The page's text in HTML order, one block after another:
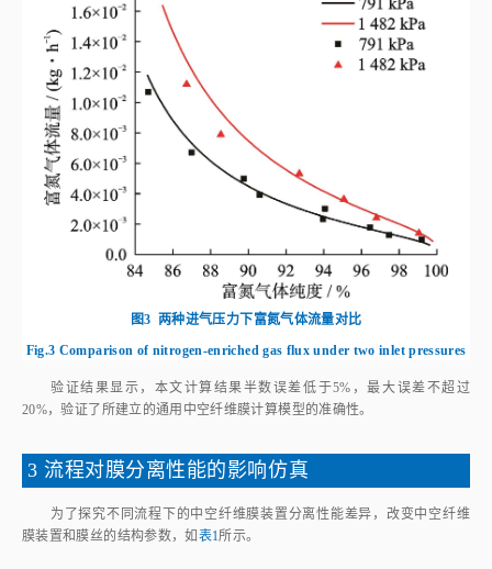
图3 两种进气压力下富氮气体流量对比
Fig.3 Comparison of nitrogen-enriched gas flux under two inlet pressures
验证结果显示，本文计算结果半数误差低于5%，最大误差不超过
20%，验证了所建立的通用中空纤维膜计算模型的准确性。
3 流程对膜分离性能的影响仿真
为了探究不同流程下的中空纤维膜装置分离性能差异，改变中空纤维
膜装置和膜丝的结构参数，如 表1所示。